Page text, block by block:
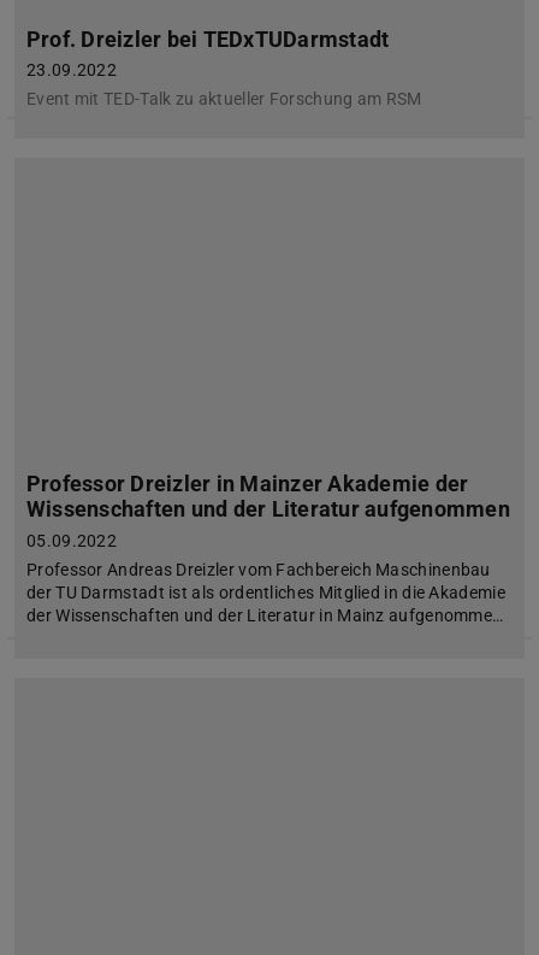
Prof. Dreizler bei TEDxTUDarmstadt
23.09.2022
Event mit TED-Talk zu aktueller Forschung am RSM
Professor Dreizler in Mainzer Akademie der
Wissenschaften und der Literatur aufgenommen
05.09.2022
Professor Andreas Dreizler vom Fachbereich Maschinenbau
der TU Darmstadt ist als ordentliches Mitglied in die Akademie
der Wissenschaften und der Literatur in Mainz aufgenomme…